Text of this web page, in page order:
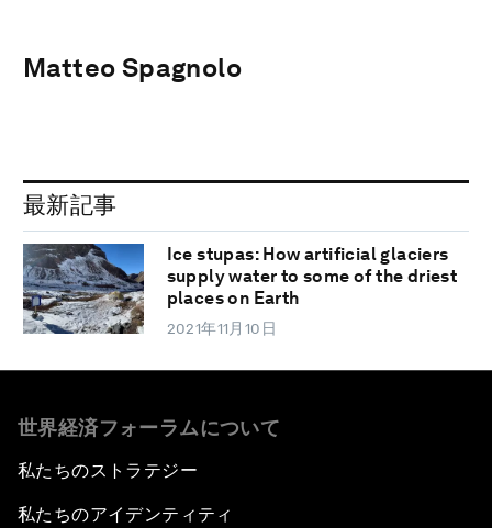
Matteo Spagnolo
最新記事
Ice stupas: How artificial glaciers
supply water to some of the driest
places on Earth
2021年11月10日
世界経済フォーラムについて
私たちのストラテジー
私たちのアイデンティティ